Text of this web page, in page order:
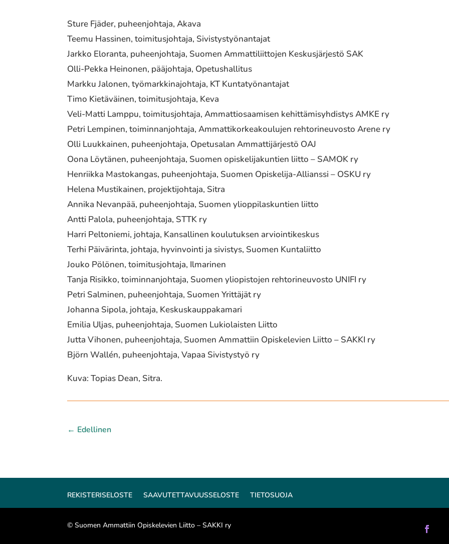
Sture Fjäder, puheenjohtaja, Akava
Teemu Hassinen, toimitusjohtaja, Sivistystyönantajat
Jarkko Eloranta, puheenjohtaja, Suomen Ammattiliittojen Keskusjärjestö SAK
Olli-Pekka Heinonen, pääjohtaja, Opetushallitus
Markku Jalonen, työmarkkinajohtaja, KT Kuntatyönantajat
Timo Kietäväinen, toimitusjohtaja, Keva
Veli-Matti Lamppu, toimitusjohtaja, Ammattiosaamisen kehittämisyhdistys AMKE ry
Petri Lempinen, toiminnanjohtaja, Ammattikorkeakoulujen rehtorineuvosto Arene ry
Olli Luukkainen, puheenjohtaja, Opetusalan Ammattijärjestö OAJ
Oona Löytänen, puheenjohtaja, Suomen opiskelijakuntien liitto – SAMOK ry
Henriikka Mastokangas, puheenjohtaja, Suomen Opiskelija-Allianssi – OSKU ry
Helena Mustikainen, projektijohtaja, Sitra
Annika Nevanpää, puheenjohtaja, Suomen ylioppilaskuntien liitto
Antti Palola, puheenjohtaja, STTK ry
Harri Peltoniemi, johtaja, Kansallinen koulutuksen arviointikeskus
Terhi Päivärinta, johtaja, hyvinvointi ja sivistys, Suomen Kuntaliitto
Jouko Pölönen, toimitusjohtaja, Ilmarinen
Tanja Risikko, toiminnanjohtaja, Suomen yliopistojen rehtorineuvosto UNIFI ry
Petri Salminen, puheenjohtaja, Suomen Yrittäjät ry
Johanna Sipola, johtaja, Keskuskauppakamari
Emilia Uljas, puheenjohtaja, Suomen Lukiolaisten Liitto
Jutta Vihonen, puheenjohtaja, Suomen Ammattiin Opiskelevien Liitto – SAKKI ry
Björn Wallén, puheenjohtaja, Vapaa Sivistystyö ry
Kuva: Topias Dean, Sitra.
← Edellinen
REKISTERISELOSTE SAAVUTETTAVUUSSELOSTE TIETOSUOJA
© Suomen Ammattiin Opiskelevien Liitto – SAKKI ry